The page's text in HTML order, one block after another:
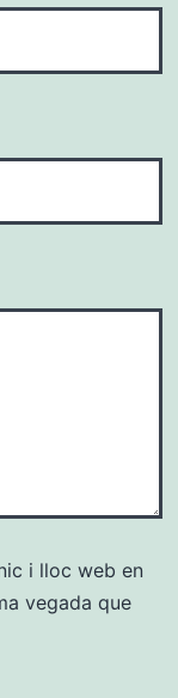
i lloc web en
vegada que